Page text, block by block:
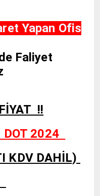
Yapan Ofis
Faliyet
!!
2024
KDV DAHİL)